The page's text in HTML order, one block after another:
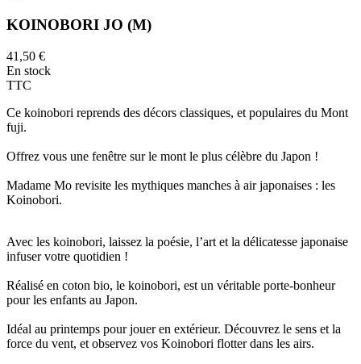
KOINOBORI JO (M)
41,50 €
En stock
TTC
Ce koinobori reprends des décors classiques, et populaires du Mont
fuji.
Offrez vous une fenêtre sur le mont le plus célèbre du Japon !
Madame Mo revisite les mythiques manches à air japonaises : les
Koinobori.
Avec les koinobori, laissez la poésie, l’art et la délicatesse japonaise
infuser votre quotidien !
Réalisé en coton bio, le koinobori, est un véritable porte-bonheur
pour les enfants au Japon.
Idéal au printemps pour jouer en extérieur. Découvrez le sens et la
force du vent, et observez vos Koinobori flotter dans les airs.